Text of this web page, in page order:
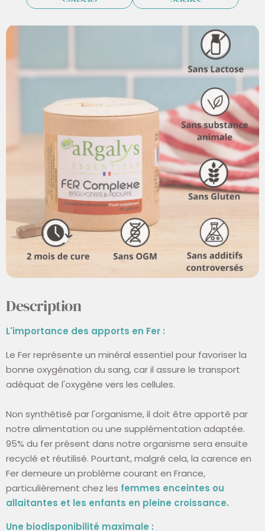
Description
L'importance des apports en Fer :
Le Fer représente un minéral essentiel pour favoriser la
bonne oxygénation du sang, car il assure le transport
adéquat de l'oxygène vers les cellules.
Non synthétisé par l'organisme, il doit être apporté par
notre alimentation ou une supplémentation adaptée.
95% du fer présent dans notre organisme sera ensuite
recyclé et réutilisé. Pourtant, malgré cela, la carence en
Fer demeure un problème courant en France,
particulièrement chez les femmes enceintes ou
allaitantes et les enfants en pleine croissance.
Une biodisponibilité maximale :